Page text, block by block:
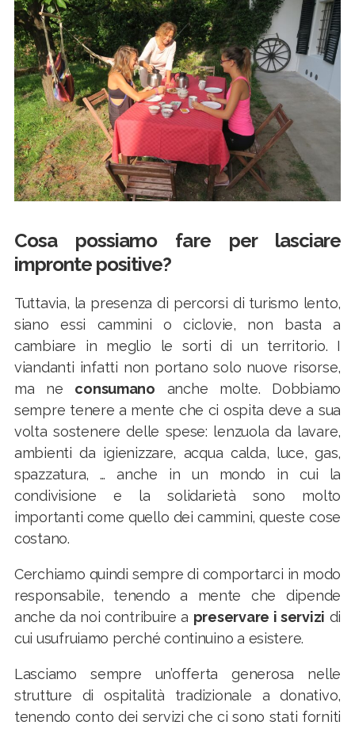
Cosa possiamo fare per lasciare
impronte positive?
Tuttavia, la presenza di percorsi di turismo lento,
siano essi cammini o ciclovie, non basta a
cambiare in meglio le sorti di un territorio. I
viandanti infatti non portano solo nuove risorse,
ma ne consumano anche molte. Dobbiamo
sempre tenere a mente che ci ospita deve a sua
volta sostenere delle spese: lenzuola da lavare,
ambienti da igienizzare, acqua calda, luce, gas,
spazzatura, … anche in un mondo in cui la
condivisione e la solidarietà sono molto
importanti come quello dei cammini, queste cose
costano.
Cerchiamo quindi sempre di comportarci in modo
responsabile, tenendo a mente che dipende
anche da noi contribuire a preservare i servizi di
cui usufruiamo perché continuino a esistere.
Lasciamo sempre un’offerta generosa nelle
strutture di ospitalità tradizionale a donativo,
tenendo conto dei servizi che ci sono stati forniti